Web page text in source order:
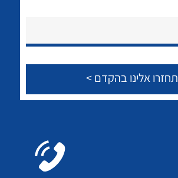
צור קשר
לכל מוצרי היצרן